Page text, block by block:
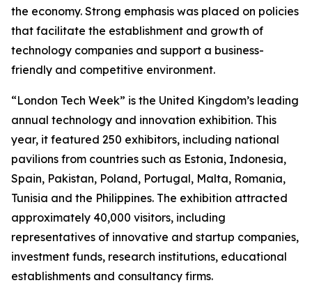
the economy. Strong emphasis was placed on policies
that facilitate the establishment and growth of
technology companies and support a business-
friendly and competitive environment.
“London Tech Week” is the United Kingdom’s leading
annual technology and innovation exhibition. This
year, it featured 250 exhibitors, including national
pavilions from countries such as Estonia, Indonesia,
Spain, Pakistan, Poland, Portugal, Malta, Romania,
Tunisia and the Philippines. The exhibition attracted
approximately 40,000 visitors, including
representatives of innovative and startup companies,
investment funds, research institutions, educational
establishments and consultancy firms.